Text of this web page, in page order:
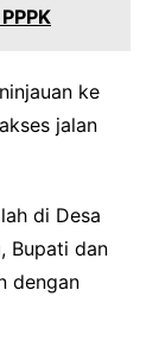
ke
jalan
di Desa
Bupati dan
dengan